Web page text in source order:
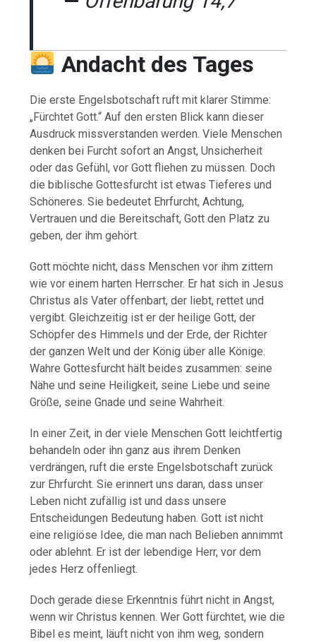
Andacht des Tages
Die erste Engelsbotschaft ruft mit klarer Stimme:
„Fürchtet Gott.“ Auf den ersten Blick kann dieser
Ausdruck missverstanden werden. Viele Menschen
denken bei Furcht sofort an Angst, Unsicherheit
oder das Gefühl, vor Gott fliehen zu müssen. Doch
die biblische Gottesfurcht ist etwas Tieferes und
Schöneres. Sie bedeutet Ehrfurcht, Achtung,
Vertrauen und die Bereitschaft, Gott den Platz zu
geben, der ihm gehört.
Gott möchte nicht, dass Menschen vor ihm zittern
wie vor einem harten Herrscher. Er hat sich in Jesus
Christus als Vater offenbart, der liebt, rettet und
vergibt. Gleichzeitig ist er der heilige Gott, der
Schöpfer des Himmels und der Erde, der Richter
der ganzen Welt und der König über alle Könige.
Wahre Gottesfurcht hält beides zusammen: seine
Nähe und seine Heiligkeit, seine Liebe und seine
Größe, seine Gnade und seine Wahrheit.
In einer Zeit, in der viele Menschen Gott leichtfertig
behandeln oder ihn ganz aus ihrem Denken
verdrängen, ruft die erste Engelsbotschaft zurück
zur Ehrfurcht. Sie erinnert uns daran, dass unser
Leben nicht zufällig ist und dass unsere
Entscheidungen Bedeutung haben. Gott ist nicht
eine religiöse Idee, die man nach Belieben annimmt
oder ablehnt. Er ist der lebendige Herr, vor dem
jedes Herz offenliegt.
Doch gerade diese Erkenntnis führt nicht in Angst,
wenn wir Christus kennen. Wer Gott fürchtet, wie die
Bibel es meint, läuft nicht von ihm weg, sondern